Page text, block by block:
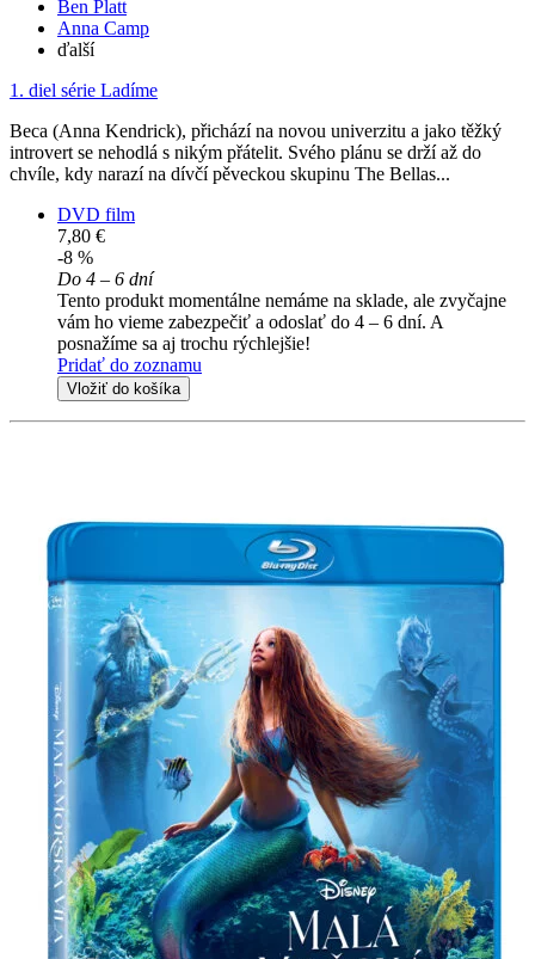
Ben Platt
Anna Camp
ďalší
1. diel série Ladíme
Beca (Anna Kendrick), přichází na novou univerzitu a jako těžký
introvert se nehodlá s nikým přátelit. Svého plánu se drží až do
chvíle, kdy narazí na dívčí pěveckou skupinu The Bellas...
DVD film
7,80 €
-8 %
Do 4 – 6 dní
Tento produkt momentálne nemáme na sklade, ale zvyčajne
vám ho vieme zabezpečiť a odoslať do 4 – 6 dní. A
posnažíme sa aj trochu rýchlejšie!
Pridať do zoznamu
Vložiť do košíka